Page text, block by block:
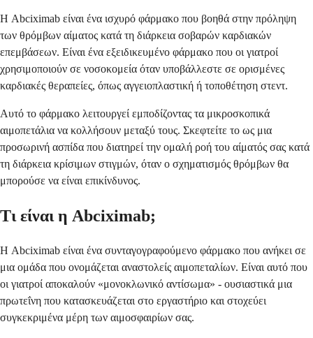
Η Abciximab είναι ένα ισχυρό φάρμακο που βοηθά στην πρόληψη
των θρόμβων αίματος κατά τη διάρκεια σοβαρών καρδιακών
επεμβάσεων. Είναι ένα εξειδικευμένο φάρμακο που οι γιατροί
χρησιμοποιούν σε νοσοκομεία όταν υποβάλλεστε σε ορισμένες
καρδιακές θεραπείες, όπως αγγειοπλαστική ή τοποθέτηση στεντ.
Αυτό το φάρμακο λειτουργεί εμποδίζοντας τα μικροσκοπικά
αιμοπετάλια να κολλήσουν μεταξύ τους. Σκεφτείτε το ως μια
προσωρινή ασπίδα που διατηρεί την ομαλή ροή του αίματός σας κατά
τη διάρκεια κρίσιμων στιγμών, όταν ο σχηματισμός θρόμβων θα
μπορούσε να είναι επικίνδυνος.
Τι είναι η Abciximab;
Η Abciximab είναι ένα συνταγογραφούμενο φάρμακο που ανήκει σε
μια ομάδα που ονομάζεται αναστολείς αιμοπεταλίων. Είναι αυτό που
οι γιατροί αποκαλούν «μονοκλωνικό αντίσωμα» - ουσιαστικά μια
πρωτεΐνη που κατασκευάζεται στο εργαστήριο και στοχεύει
συγκεκριμένα μέρη των αιμοσφαιρίων σας.